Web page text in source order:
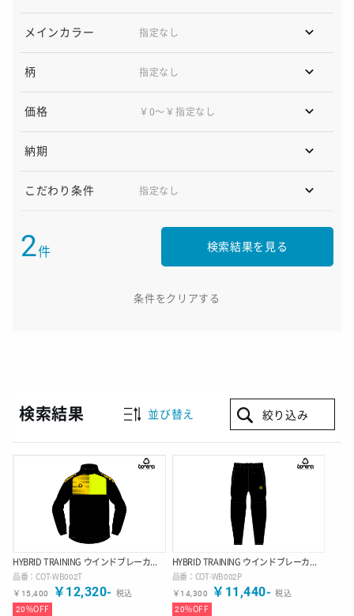
メインカラー
柄
価格 ￥0〜￥指定なし
納期
こだわり条件
2件 検索結果を見る
条件をクリアする
検索結果 並び替え 絞り込み
HYBRID TRAINING ウインドブレーカー ジャケット
品番：COT-WB002T
￥ 15,400 ￥12,320- 税込
20%OFF
HYBRID TRAINING ウインドブレーカー パンツ
品番： COT-WB002P
￥ 14,300 ￥ 11,440- 税込
20%OFF